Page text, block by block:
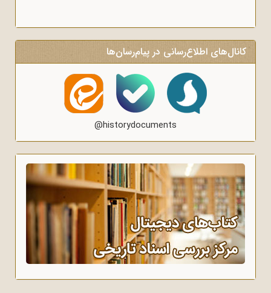
کانال‌های اطلاع‌رسانی در پیام‌رسان‌ها
@historydocuments